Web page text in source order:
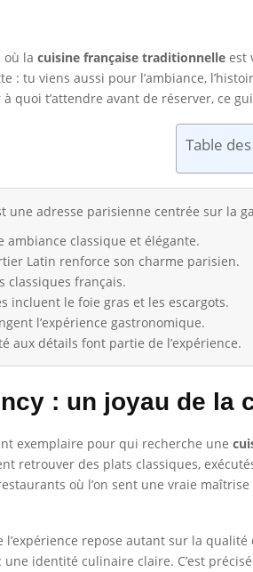
où la cuisine française traditionnelle est
: tu viens aussi pour l’ambiance,
quoi t’attendre avant de réserver, ce
Table
une adresse parisienne centrée sur la
ambiance classique et élégante.
Latin renforce son charme parisien.
classiques français.
incluent le foie gras et les escargots.
l’expérience gastronomique.
aux détails font partie de l’expérience.
: un joyau de la
exemplaire pour qui recherche une
retrouver des plats classiques,
où l’on sent une vraie
l’expérience repose autant sur la
identité culinaire claire. C’est